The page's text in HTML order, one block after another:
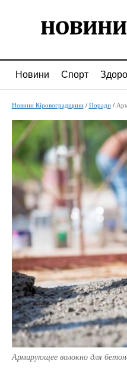
Новини Спорт
Новини Кіровоградщини/ Поради/
Армирующее волокно для